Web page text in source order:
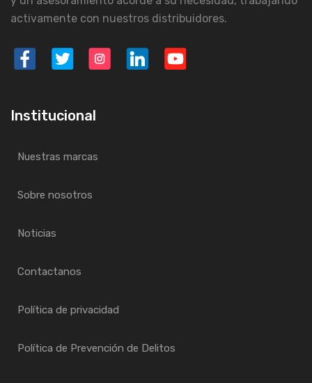
activamente con nuestros distribuidores.
Institucional
Nuestras marcas
Sobre nosotros
Noticias
Contactanos
Política de privacidad
Política de Prevención de Delitos